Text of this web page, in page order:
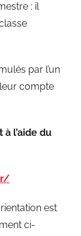
: il
par l’un
compte
l’aide du
est
ci-